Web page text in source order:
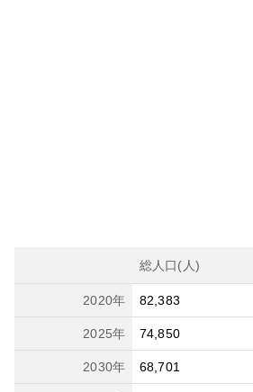
総人口(人)
2020年 82,383
2025年 74,850
2030年 68,701